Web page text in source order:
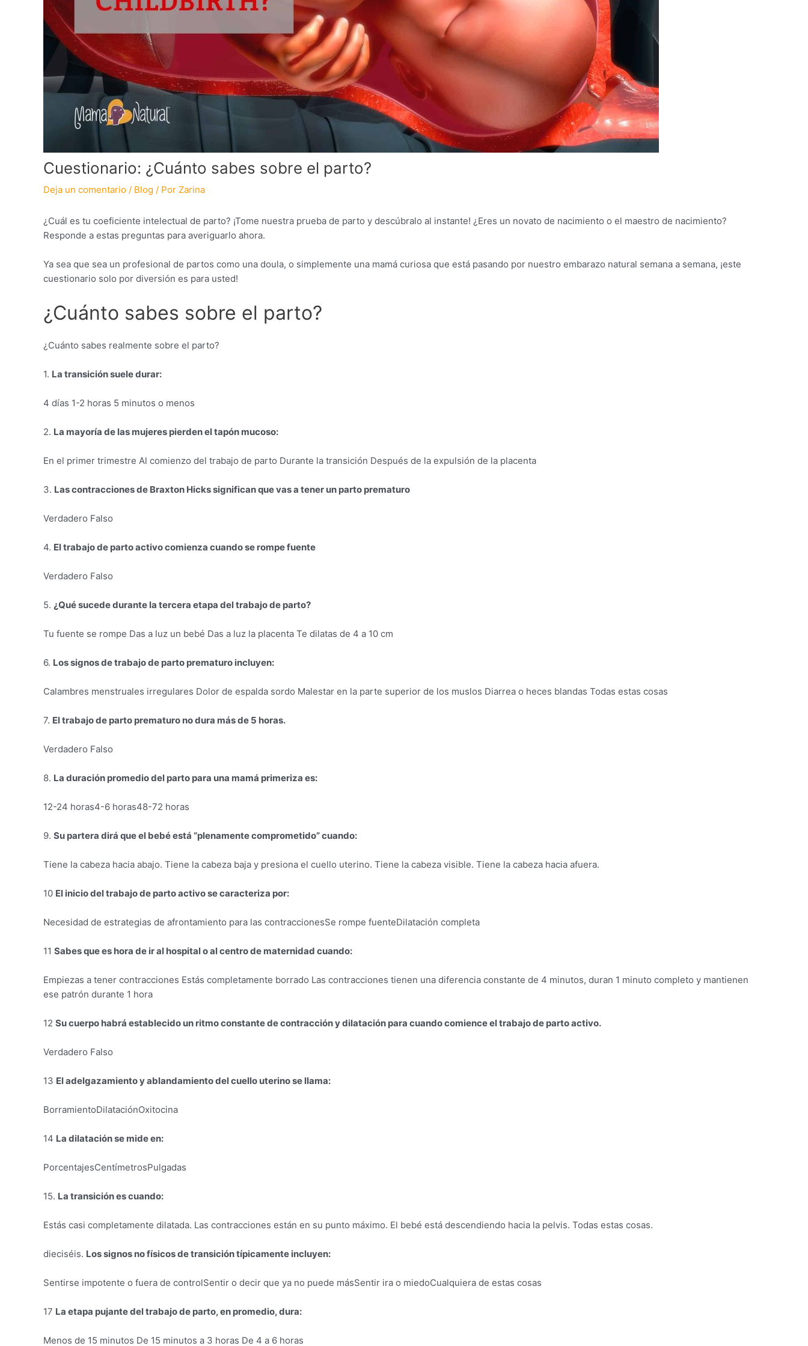
Cuestionario: ¿Cuánto sabes sobre el parto?
Deja un comentario / Blog / Por Zarina
¿Cuál es tu coeficiente intelectual de parto? ¡Tome nuestra prueba de parto y descúbralo al instante! ¿Eres un novato de nacimiento o el maestro de nacimiento?
Responde a estas preguntas para averiguarlo ahora.
Ya sea que sea un profesional de partos como una doula, o simplemente una mamá curiosa que está pasando por nuestro embarazo natural semana a semana, ¡este
cuestionario solo por diversión es para usted!
¿Cuánto sabes sobre el parto?
¿Cuánto sabes realmente sobre el parto?
1. La transición suele durar:
4 días 1-2 horas 5 minutos o menos
2. La mayoría de las mujeres pierden el tapón mucoso:
En el primer trimestre Al comienzo del trabajo de parto Durante la transición Después de la expulsión de la placenta
3. Las contracciones de Braxton Hicks significan que vas a tener un parto prematuro
Verdadero Falso
4. El trabajo de parto activo comienza cuando se rompe fuente
Verdadero Falso
5. ¿Qué sucede durante la tercera etapa del trabajo de parto?
Tu fuente se rompe Das a luz un bebé Das a luz la placenta Te dilatas de 4 a 10 cm
6. Los signos de trabajo de parto prematuro incluyen:
Calambres menstruales irregulares Dolor de espalda sordo Malestar en la parte superior de los muslos Diarrea o heces blandas Todas estas cosas
7. El trabajo de parto prematuro no dura más de 5 horas.
Verdadero Falso
8. La duración promedio del parto para una mamá primeriza es:
12-24 horas4-6 horas48-72 horas
9. Su partera dirá que el bebé está “plenamente comprometido” cuando:
Tiene la cabeza hacia abajo. Tiene la cabeza baja y presiona el cuello uterino. Tiene la cabeza visible. Tiene la cabeza hacia afuera.
10 El inicio del trabajo de parto activo se caracteriza por:
Necesidad de estrategias de afrontamiento para las contraccionesSe rompe fuenteDilatación completa
11 Sabes que es hora de ir al hospital o al centro de maternidad cuando:
Empiezas a tener contracciones Estás completamente borrado Las contracciones tienen una diferencia constante de 4 minutos, duran 1 minuto completo y mantienen
ese patrón durante 1 hora
12 Su cuerpo habrá establecido un ritmo constante de contracción y dilatación para cuando comience el trabajo de parto activo.
Verdadero Falso
13 El adelgazamiento y ablandamiento del cuello uterino se llama:
BorramientoDilataciónOxitocina
14 La dilatación se mide en:
PorcentajesCentímetrosPulgadas
15. La transición es cuando:
Estás casi completamente dilatada. Las contracciones están en su punto máximo. El bebé está descendiendo hacia la pelvis. Todas estas cosas.
dieciséis. Los signos no físicos de transición típicamente incluyen:
Sentirse impotente o fuera de controlSentir o decir que ya no puede másSentir ira o miedoCualquiera de estas cosas
17 La etapa pujante del trabajo de parto, en promedio, dura:
Menos de 15 minutos De 15 minutos a 3 horas De 4 a 6 horas